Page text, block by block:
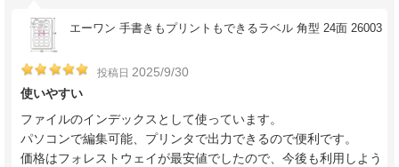
エーワン 手書きもプリントもできるラベル 角型 24面 26003
投稿日 2025/9/30
使いやすい
ファイルのインデックスとして使っています。
パソコンで編集可能、プリンタで出力できるので便利です。
価格はフォレストウェイが最安値でしたので、今後も利用しよう